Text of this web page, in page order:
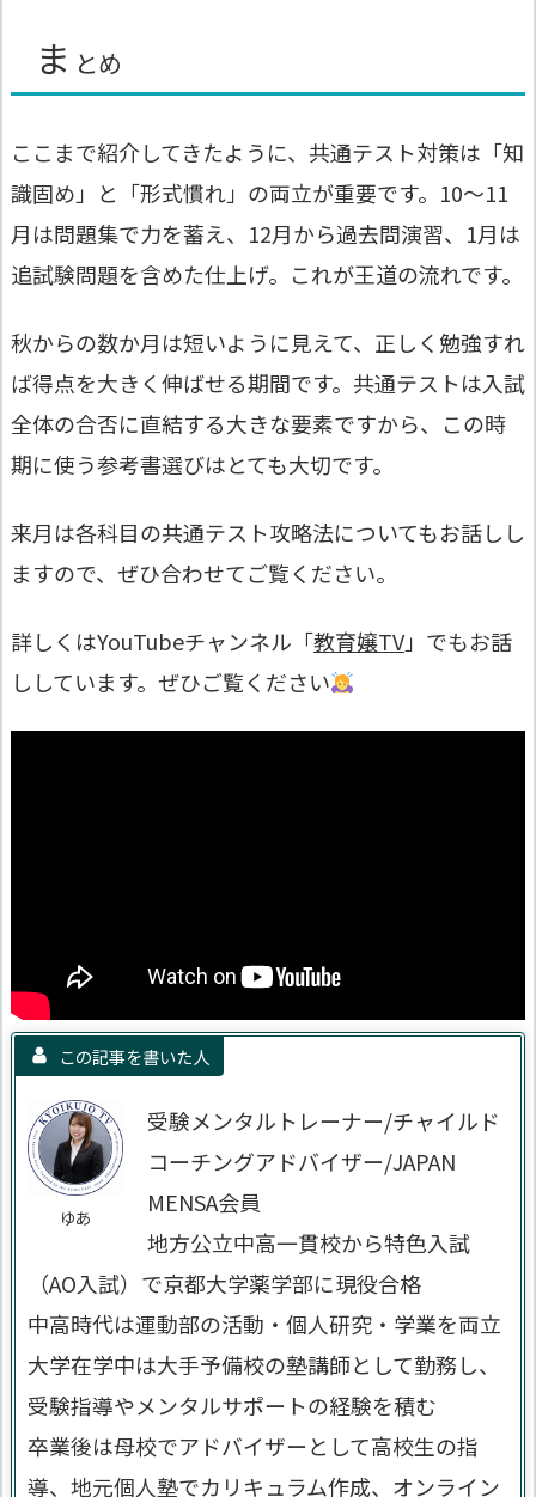
ま とめ
ここまで紹介してきたように、共通テスト対策は「知
識固め」と「形式慣れ」の両立が重要です。10〜11
月は問題集で力を蓄え、12月から過去問演習、1月は
追試験問題を含めた仕上げ。これが王道の流れです。
秋からの数か月は短いように見えて、正しく勉強すれ
ば得点を大きく伸ばせる期間です。共通テストは入試
全体の合否に直結する大きな要素ですから、この時
期に使う参考書選びはとても大切です。
来月は各科目の共通テスト攻略法についてもお話しし
ますので、ぜひ合わせてご覧ください。
詳しくはYouTubeチャンネル「教育嬢TV」でもお話
ししています。ぜひご覧ください
この記事を書いた人
ゆあ
受験メンタルトレーナー/チャイルド
コーチングアドバイザー/JAPAN
MENSA会員
地方公立中高一貫校から特色入試
（AO入試）で京都大学薬学部に現役合格
中高時代は運動部の活動・個人研究・学業を両立
大学在学中は大手予備校の塾講師として勤務し、
受験指導やメンタルサポートの経験を積む
卒業後は母校でアドバイザーとして高校生の指
導、地元個人塾でカリキュラム作成、オンライン